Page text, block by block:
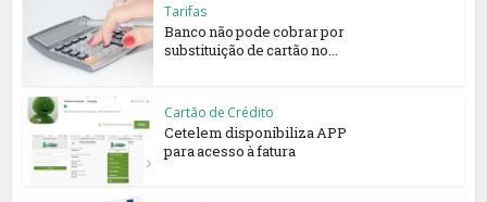
Tarifas
Banco não pode cobrar por
substituição de cartão no...
Cartão de Crédito
Cetelem disponibiliza APP
para acesso à fatura